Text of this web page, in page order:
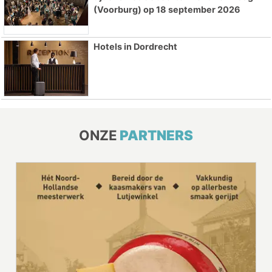
(Voorburg) op 18 september 2026
Hotels in Dordrecht
ONZE PARTNERS